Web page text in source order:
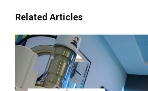
Related Articles